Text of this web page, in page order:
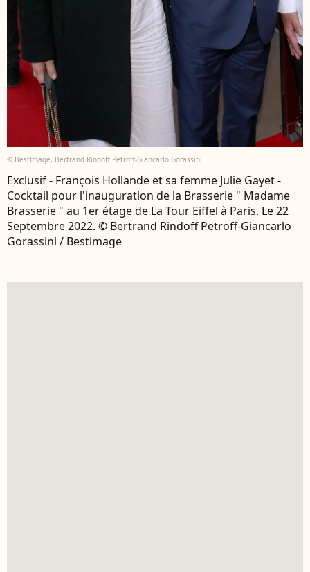
© BestImage, Bertrand Rindoff Petroff-Giancarlo Gorassini
Exclusif - François Hollande et sa femme Julie Gayet -
Cocktail pour l'inauguration de la Brasserie " Madame
Brasserie " au 1er étage de La Tour Eiffel à Paris. Le 22
Septembre 2022. © Bertrand Rindoff Petroff-Giancarlo
Gorassini / Bestimage